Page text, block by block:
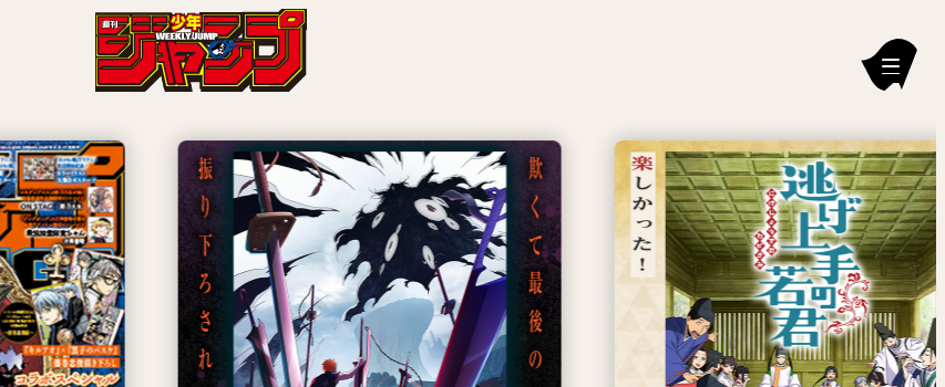
新刊情報
編集部からのお知らせ
お知らせ
連載作品
雑誌